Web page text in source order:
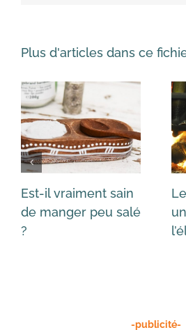
Plus d'articles dans ce
Est-il vraiment sain
de manger peu salé
?
-publicité-